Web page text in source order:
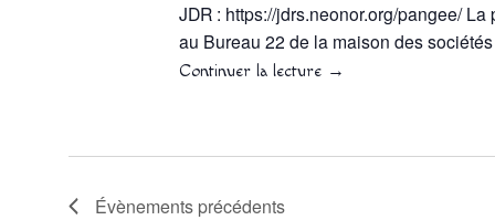
JDR : https://jdrs.neonor.org/pangee/
au Bureau 22 de la maison des
Continuer la lecture →
Évènements précédents